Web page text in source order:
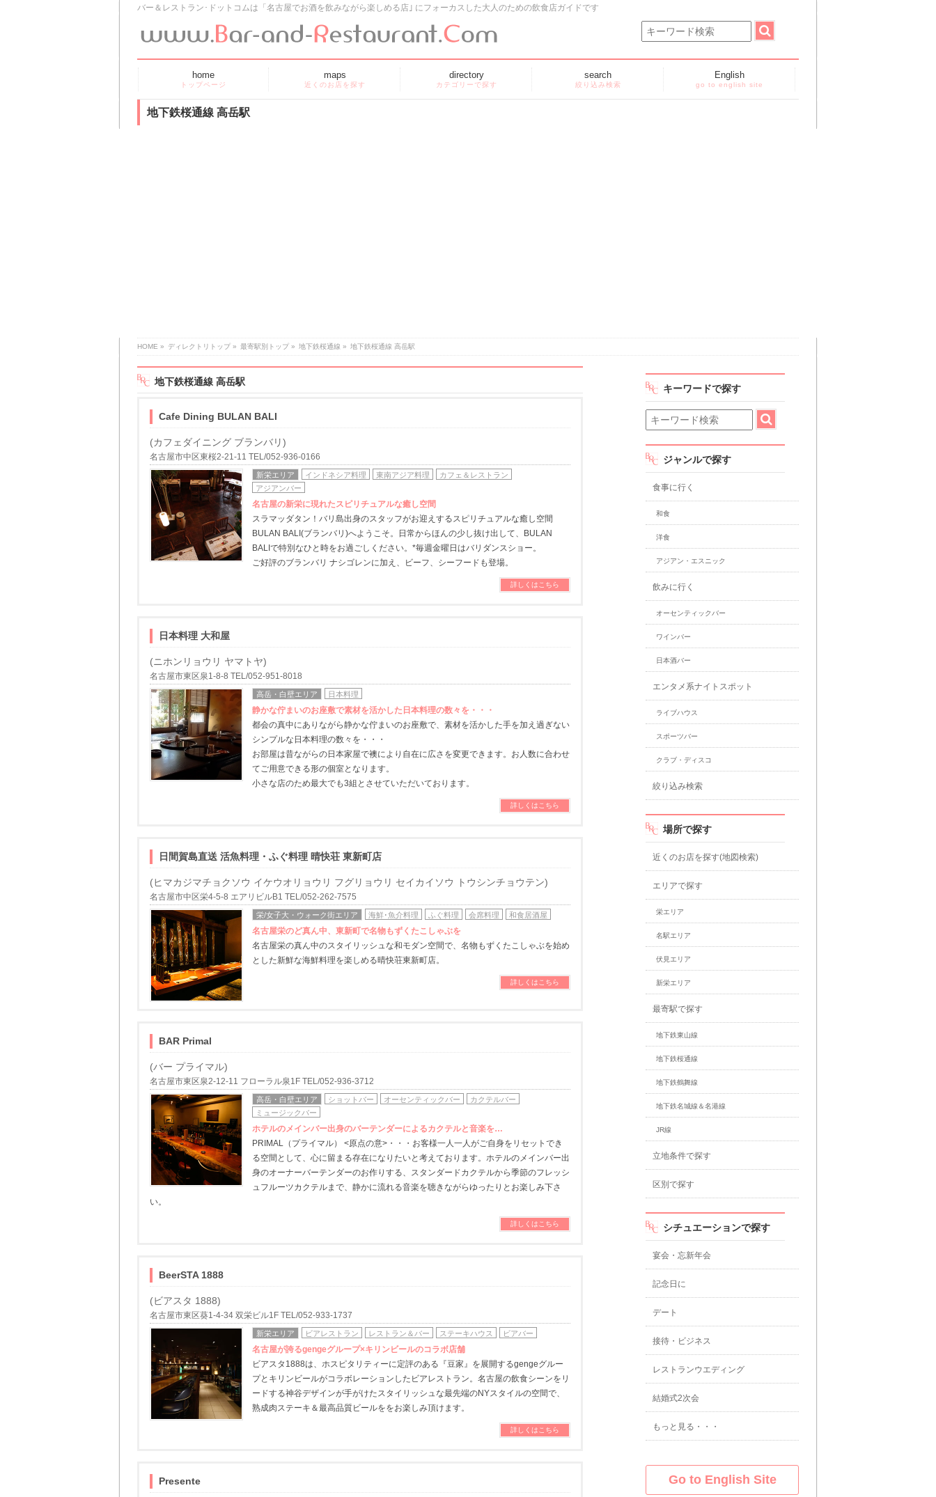
バー＆レストラン･ドットコムは「名古屋でお酒を飲みながら楽しめる店｣ にフォーカスした大人のための飲食店ガイドです
home
トップページ
maps
近くのお店を探す
directory
カテゴリーで探す
search
絞り込み検索
English
go to english site
地下鉄桜通線 高岳駅
HOME » ディレクトリトップ » 最寄駅別トップ » 地下鉄桜通線 » 地下鉄桜通線 高岳駅
地下鉄桜通線 高岳駅
Cafe Dining BULAN BALI
(カフェダイニング ブランバリ)
名古屋市中区東桜2-21-11 TEL/052-936-0166
新栄エリア インドネシア料理 東南アジア料理
カフェ＆レストラン
アジアンバー
名古屋の新栄に現れたスピリチュアルな癒し空間
スラマッダタン！バリ島出身のスタッフがお迎えするスピリチュアルな癒し空間
BULAN BALI(ブランバリ)へようこそ。日常からほんの少し抜け出して、BULAN
BALIで特別なひと時をお過ごしください。*毎週金曜日はバリダンスショー。
ご好評のブランバリ ナシゴレンに加え、ビーフ、シーフードも登場。
詳しくはこちら
日本料理 大和屋
(ニホンリョウリ ヤマトヤ)
名古屋市東区泉1-8-8 TEL/052-951-8018
高岳・白壁エリア 日本料理
静かな佇まいのお座敷で素材を活かした日本料理の数々を・・・
都会の真中にありながら静かな佇まいのお座敷で、素材を活かした手を加え過ぎない
シンプルな日本料理の数々を・・・
お部屋は昔ながらの日本家屋で襖により自在に広さを変更できます。お人数に合わせ
てご用意できる形の個室となります。
小さな店のため最大でも3組とさせていただいております。
詳しくはこちら
日間賀島直送 活魚料理・ふぐ料理 晴快荘 東新町店
(ヒマカジマチョクソウ イケウオリョウリ フグリョウリ セイカイソウ トウシンチョウテン)
名古屋市中区栄4-5-8 エアリビルB1 TEL/052-262-7575
栄/女子大・ウォーク街エリア 海鮮･魚介料理 ふぐ料理 会席料理 和食居酒屋
名古屋栄のど真ん中、東新町で名物もずくたこしゃぶを
名古屋栄の真ん中のスタイリッシュな和モダン空間で、名物もずくたこしゃぶを始め
とした新鮮な海鮮料理を楽しめる晴快荘東新町店。
詳しくはこちら
BAR Primal
(バー プライマル)
名古屋市東区泉2-12-11 フローラル泉1F TEL/052-936-3712
高岳・白壁エリア ショットバー オーセンティックバー
カクテルバー
ミュージックバー
ホテルのメインバー出身のバーテンダーによるカクテルと音楽を…
PRIMAL（プライマル） <原点の意>・・・お客様一人一人がご自身をリセットでき
る空間として、心に留まる存在になりたいと考えております。ホテルのメインバー出
身のオーナーバーテンダーのお作りする、スタンダードカクテルから季節のフレッシ
ュフルーツカクテルまで、静かに流れる音楽を聴きながらゆったりとお楽しみ下さ
い。
詳しくはこちら
BeerSTA 1888
(ビアスタ 1888)
名古屋市東区葵1-4-34 双栄ビル1F TEL/052-933-1737
新栄エリア ビアレストラン レストラン＆バー ステーキハウス ビアバー
名古屋が誇るgengeグループ×キリンビールのコラボ店舗
ビアスタ1888は、ホスピタリティーに定評のある『豆家』を展開するgengeグルー
プとキリンビールがコラボレーションしたビアレストラン。名古屋の飲食シーンをリ
ードする神谷デザインが手がけたスタイリッシュな最先端のNYスタイルの空間で、
熟成肉ステーキ＆最高品質ビールををお楽しみ頂けます。
詳しくはこちら
Presente
キーワードで探す
ジャンルで探す
食事に行く
和食
洋食
アジアン・エスニック
飲みに行く
オーセンティックバー
ワインバー
日本酒バー
エンタメ系ナイトスポット
ライブハウス
スポーツバー
クラブ・ディスコ
絞り込み検索
場所で探す
近くのお店を探す(地図検索)
エリアで探す
栄エリア
名駅エリア
伏見エリア
新栄エリア
最寄駅で探す
地下鉄東山線
地下鉄桜通線
地下鉄鶴舞線
地下鉄名城線＆名港線
JR線
立地条件で探す
区別で探す
シチュエーションで探す
宴会・忘新年会
記念日に
デート
接待・ビジネス
レストランウエディング
結婚式2次会
もっと見る・・・
Go to English Site